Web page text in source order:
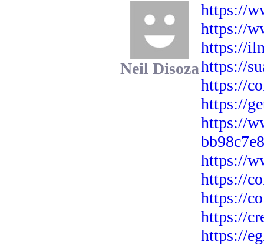
Neil Disoza
https://
https://
https://
https://
https://
https://
https://
https://
https://
https://
https://
https://